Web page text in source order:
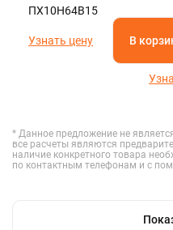
ПХ10Н64В15
Узнать цену В
* Данное предложение не
все расчеты являются
наличие конкретного товара
по контактным телефонам и с